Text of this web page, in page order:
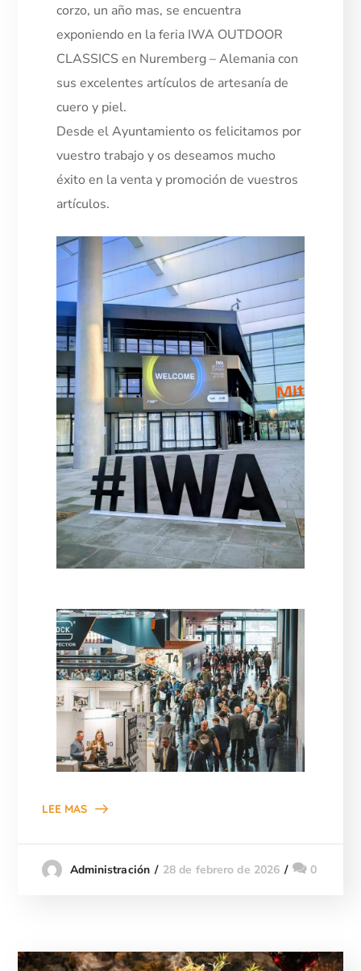
corzo, un año mas, se encuentra
exponiendo en la feria IWA OUTDOOR
CLASSICS en Nuremberg – Alemania con
sus excelentes artículos de artesanía de
cuero y piel.
Desde el Ayuntamiento os felicitamos por
vuestro trabajo y os deseamos mucho
éxito en la venta y promoción de vuestros
artículos.
LEE MAS
Administración 28 de febrero de 2026 0